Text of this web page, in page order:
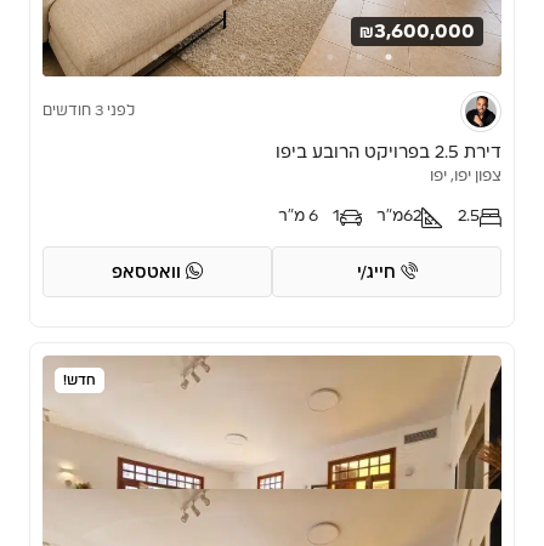
₪3,600,000
לפני 3 חודשים
דירת 2.5 בפרויקט הרובע ביפו
צפון יפו, יפו
2.5
62מ"ר 1 6 מ"ר
חייג/י וואטסאפ
חדש!